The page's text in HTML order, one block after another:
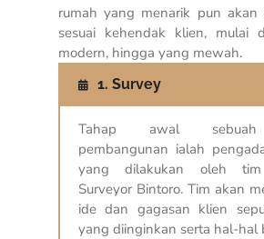
rumah yang menarik pun akan
sesuai kehendak klien, mulai
modern, hingga yang mewah.
1. Survey
Tahap awal
pembangunan ialah
yang dilakukan oleh
Surveyor Bintoro. Tim akan
ide dan gagasan klien
yang diinginkan serta hal-hal